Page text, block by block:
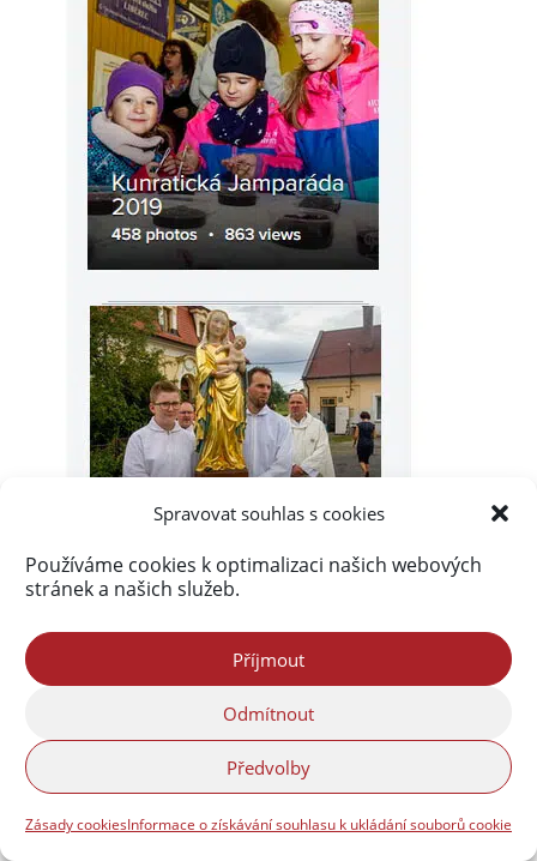
Spravovat souhlas s cookies
Používáme cookies k optimalizaci našich webových
stránek a našich služeb.
Příjmout
Odmítnout
Předvolby
Zásady cookiesInformace o získávání souhlasu k ukládání souborů cookie
Akismetzablokoval
289 979 spamů